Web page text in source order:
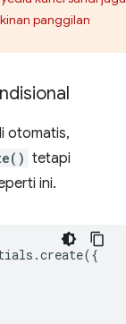
panggilan
otomatis,
tetapi
ini.
.create({